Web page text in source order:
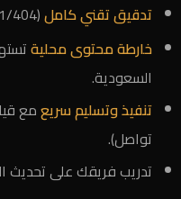
تدقيق تقني كامل(robots.txt، sitemap، CWV، 301/404).
خارطة محتوى محلية
السعودية.
تنفيذ وتسليم سريعمع
تواصل).
تدريب فريقك على تحديث